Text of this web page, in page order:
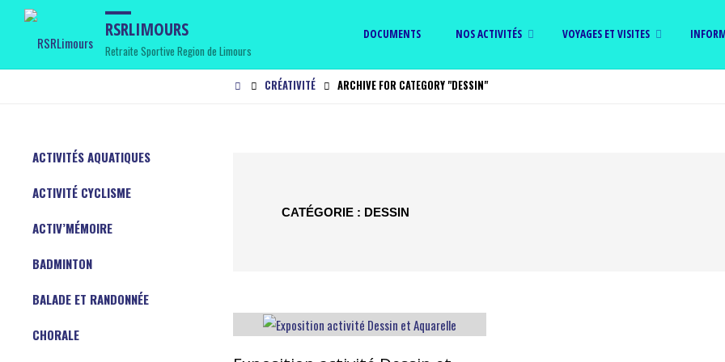
RSRLIMOURS
Retraite Sportive Region de Limours
DOCUMENTS NOS ACTIVITÉS VOYAGES ET VISITES
HOMECRÉATIVITÉ ARCHIVE FOR CATEGORY "DESSIN"
CATÉGORIE : DESSIN
ACTIVITÉS AQUATIQUES
ACTIVITÉ CYCLISME
ACTIV’MÉMOIRE
BADMINTON
BALADE ET RANDONNÉE
CHORALE